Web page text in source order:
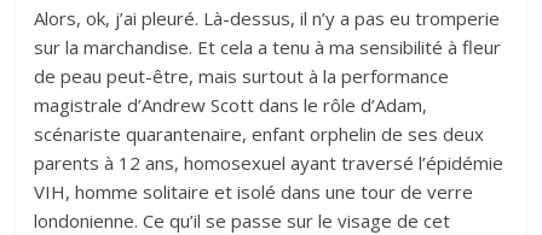
Alors, ok, j’ai pleuré. Là-dessus, il n’y a pas eu tromperie
sur la marchandise. Et cela a tenu à ma sensibilité à fleur
de peau peut-être, mais surtout à la performance
magistrale d’Andrew Scott dans le rôle d’Adam,
scénariste quarantenaire, enfant orphelin de ses deux
parents à 12 ans, homosexuel ayant traversé l’épidémie
VIH, homme solitaire et isolé dans une tour de verre
londonienne. Ce qu’il se passe sur le visage de cet